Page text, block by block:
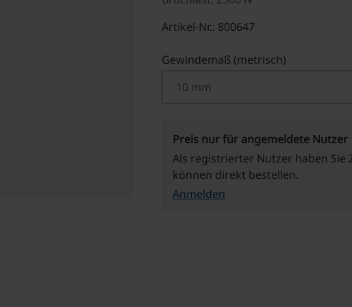
Artikel-Nr.: 800647
Gewindemaß (metrisch)
Preis nur für angemeldete Nutzer
Als registrierter Nutzer haben
können direkt bestellen.
Anmelden